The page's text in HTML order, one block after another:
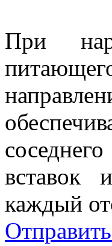
При
вставок
каждый